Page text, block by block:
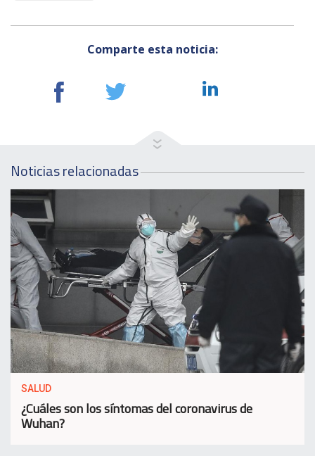
Comparte esta noticia:
Noticias relacionadas
SALUD
¿Cuáles son los síntomas del coronavirus de
Wuhan?